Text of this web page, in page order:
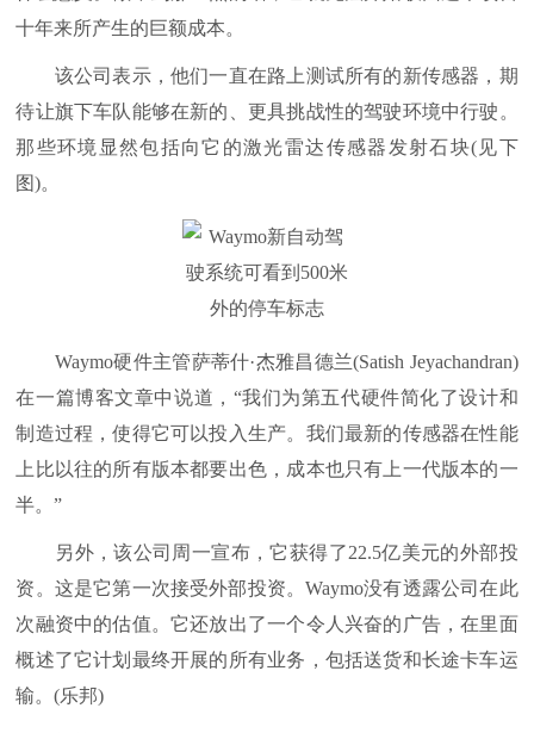
十年来所产生的巨额成本。
该公司表示，他们一直在路上测试所有的新传感器，期
待让旗下车队能够在新的、更具挑战性的驾驶环境中行驶。
那些环境显然包括向它的激光雷达传感器发射石块(见下
图)。
Waymo硬件主管萨蒂什·杰雅昌德兰(Satish Jeyachandran)
在一篇博客文章中说道，“我们为第五代硬件简化了设计和
制造过程，使得它可以投入生产。我们最新的传感器在性能
上比以往的所有版本都要出色，成本也只有上一代版本的一
半。”
另外，该公司周一宣布，它获得了22.5亿美元的外部投
资。这是它第一次接受外部投资。Waymo没有透露公司在此
次融资中的估值。它还放出了一个令人兴奋的广告，在里面
概述了它计划最终开展的所有业务，包括送货和长途卡车运
输。(乐邦)